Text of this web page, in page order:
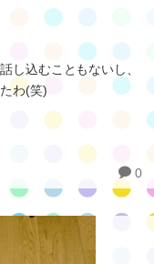
し込むこともないし、